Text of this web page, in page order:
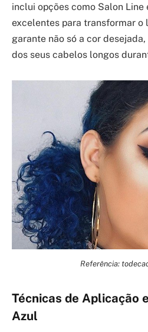
inclui opções como Salon Line
excelentes para transformar o
garante não só a cor
dos seus cabelos longos
Referência:
Técnicas de Aplicação
Azul